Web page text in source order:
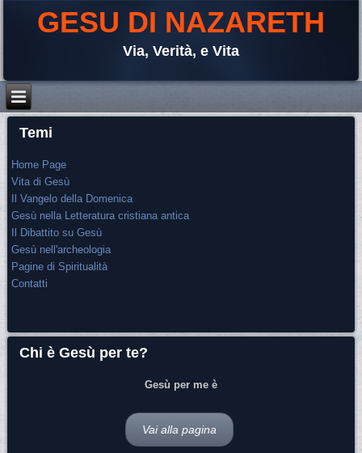
GESU DI NAZARETH
Via, Verità, e Vita
Temi
Home Page
Vita di Gesù
Il Vangelo della Domenica
Gesù nella Letteratura cristiana antica
Il Dibattito su Gesù
Gesù nell'archeologia
Pagine di Spiritualità
Contatti
Chi è Gesù per te?
Gesù per me è
Vai alla pagina